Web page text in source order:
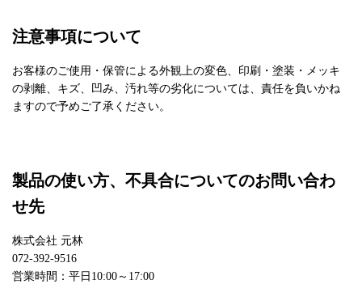
注意事項について
お客様のご使用・保管による外観上の変色、印刷・塗装・メッキ
の剥離、キズ、凹み、汚れ等の劣化については、責任を負いかね
ますので予めご了承ください。
製品の使い方、不具合についてのお問い合わ
せ先
株式会社 元林
072-392-9516
営業時間：平日10:00～17:00